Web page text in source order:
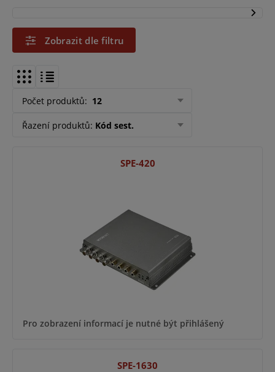
Zobrazit dle filtru
Počet produktů: 12
Řazení produktů: Kód sest.
SPE-420
Pro zobrazení informací je nutné být přihlášený
SPE-1630